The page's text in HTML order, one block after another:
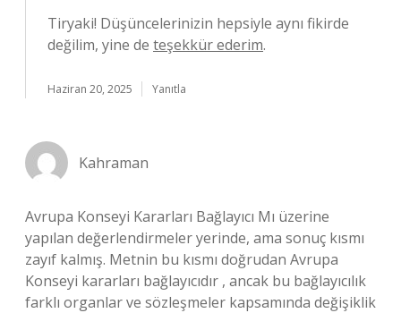
Tiryaki! Düşüncelerinizin hepsiyle aynı fikirde
değilim, yine de teşekkür ederim.
Haziran 20, 2025 Yanıtla
Kahraman
Avrupa Konseyi Kararları Bağlayıcı Mı üzerine
yapılan değerlendirmeler yerinde, ama sonuç kısmı
zayıf kalmış. Metnin bu kısmı doğrudan Avrupa
Konseyi kararları bağlayıcıdır , ancak bu bağlayıcılık
farklı organlar ve sözleşmeler kapsamında değişiklik